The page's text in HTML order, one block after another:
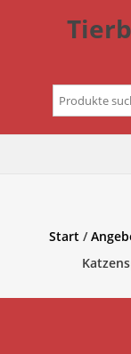
Suchen
nach:
Start /